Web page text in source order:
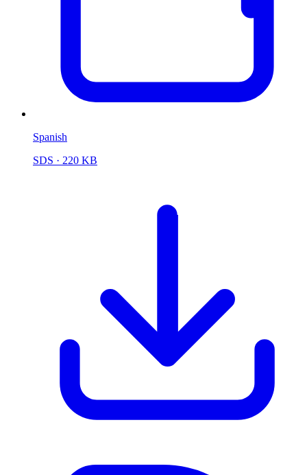
Spanish
SDS · 220 KB